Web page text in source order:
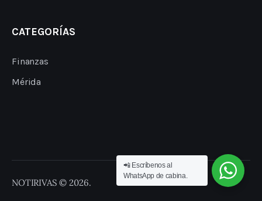
CATEGORÍAS
Finanzas
Mérida
NOTIRIVAS © 2026.
📲 Escríbenos al
WhatsApp de cabina.